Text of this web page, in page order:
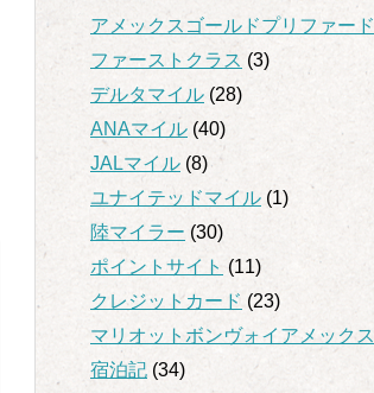
アメックスゴールドプリファード
ファーストクラス (3)
デルタマイル (28)
ANAマイル (40)
JALマイル (8)
ユナイテッドマイル (1)
陸マイラー (30)
ポイントサイト (11)
クレジットカード (23)
マリオットボンヴォイアメックス
宿泊記 (34)